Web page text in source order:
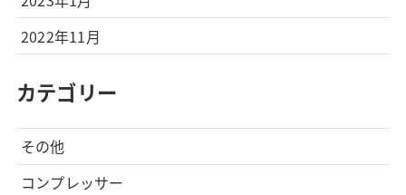
2022年11月
カテゴリー
その他
コンプレッサー